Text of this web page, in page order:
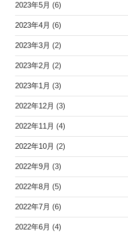
2023年5月 (6)
2023年4月 (6)
2023年3月 (2)
2023年2月 (2)
2023年1月 (3)
2022年12月 (3)
2022年11月 (4)
2022年10月 (2)
2022年9月 (3)
2022年8月 (5)
2022年7月 (6)
2022年6月 (4)